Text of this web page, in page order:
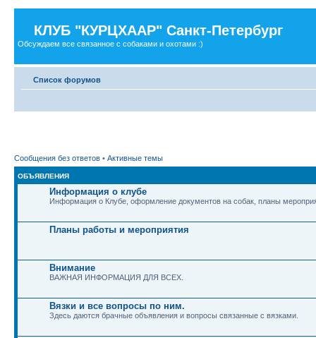
КЛУБ "КУРЦХААР" Санкт-Петербург
Обсуждаем все связанное с собаками и охотами :)
Список форумов
Сообщения без ответов • Активные темы
ОБЪЯВЛЕНИЯ
Информация о клубе
Информация о Клубе, оформление документов на собак, планы
Планы работы и мероприятия
Внимание
ВАЖНАЯ ИНФОРМАЦИЯ ДЛЯ ВСЕХ.
Вязки и все вопросы по ним.
Здесь даются брачные объявления и вопросы связанные с вязками.